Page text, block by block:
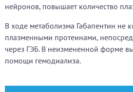
нейронов, повышает количество
В ходе метаболизма Габапентин не
плазменными протеинами,
через ГЭБ. В неизмененной форме
помощи гемодиализа.